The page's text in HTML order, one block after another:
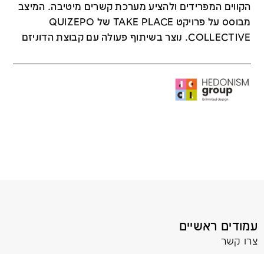
הקווים המפרידים ולהציע מערכת קשרים מיטיבה. המיצב
מבוסס על פרויקט TAKE PLACE של QUIZEPO
COLLECTIVE. נוצר בשיתוף פעולה עם קבוצת הדוניזם
עמודים ראשיים
צרו קשר